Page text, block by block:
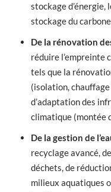
stockage d’énergie,
stockage du
De la rénovation
réduire l’empreinte
tels que la
(isolation,
d’adaptation des
climatique (montée
De la gestion de
recyclage avancé,
déchets, de
milieux aquatiques